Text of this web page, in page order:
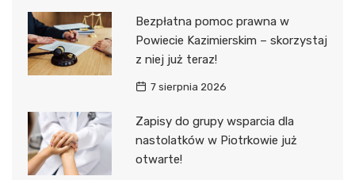
Bezpłatna pomoc prawna w
Powiecie Kazimierskim – skorzystaj
z niej już teraz!
7 sierpnia 2026
Zapisy do grupy wsparcia dla
nastolatków w Piotrkowie już
otwarte!